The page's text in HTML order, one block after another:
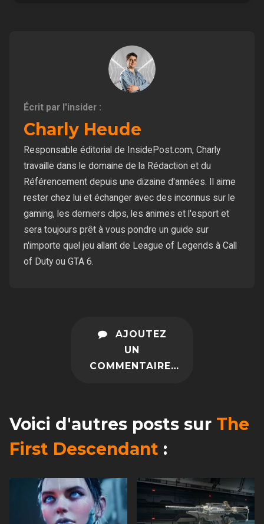
Écrit par l'insider :
Charly Heude
Responsable éditorial de InsidePost.com, Charly
travaille dans le domaine de la Rédaction et du
Référencement depuis une dizaine d'années. Il aime
rester chez lui et échanger avec des inconnus sur le
gaming, les derniers clips, les animes et l'esport et
sera toujours prêt à vous pondre un guide sur
n'importe quel jeu allant de League of Legends à Call
of Duty ou GTA 6.
AJOUTEZ
UN
COMMENTAIRE…
Voici d'autres posts sur The
First Descendant :